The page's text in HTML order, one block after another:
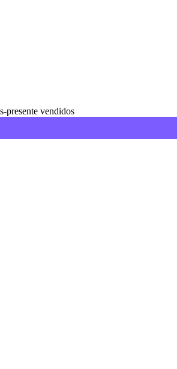
presente vendidos